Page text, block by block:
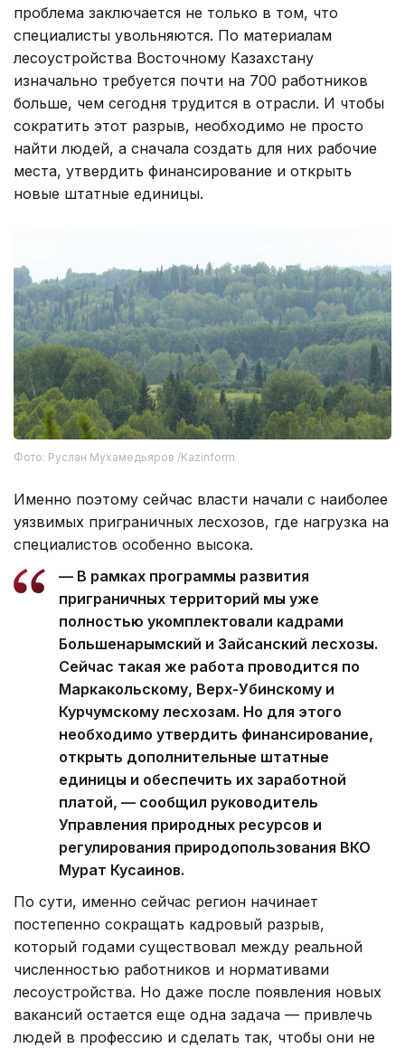
проблема заключается не только в том, что
специалисты увольняются. По материалам
лесоустройства Восточному Казахстану
изначально требуется почти на 700 работников
больше, чем сегодня трудится в отрасли. И чтобы
сократить этот разрыв, необходимо не просто
найти людей, а сначала создать для них рабочие
места, утвердить финансирование и открыть
новые штатные единицы.
Фото: Руслан Мухамедьяров /Kazinform
Именно поэтому сейчас власти начали с наиболее
уязвимых приграничных лесхозов, где нагрузка на
специалистов особенно высока.
— В рамках программы развития
приграничных территорий мы уже
полностью укомплектовали кадрами
Большенарымский и Зайсанский лесхозы.
Сейчас такая же работа проводится по
Маркакольскому, Верх-Убинскому и
Курчумскому лесхозам. Но для этого
необходимо утвердить финансирование,
открыть дополнительные штатные
единицы и обеспечить их заработной
платой, — сообщил руководитель
Управления природных ресурсов и
регулирования природопользования ВКО
Мурат Кусаинов.
По сути, именно сейчас регион начинает
постепенно сокращать кадровый разрыв,
который годами существовал между реальной
численностью работников и нормативами
лесоустройства. Но даже после появления новых
вакансий остается еще одна задача — привлечь
людей в профессию и сделать так, чтобы они не